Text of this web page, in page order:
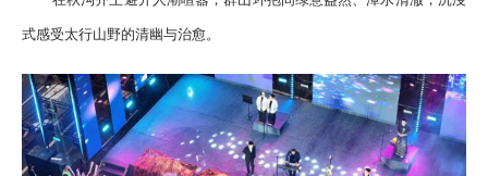
式感受太行山野的清幽与治愈。